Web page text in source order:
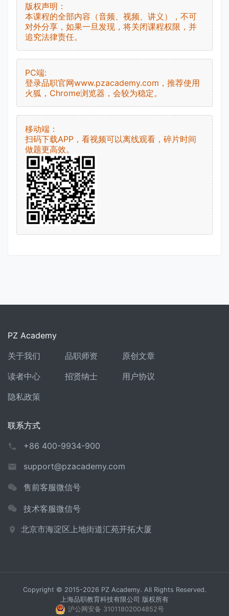
版权声明：
本课程的全部内容（音频、视频、讲义），不可
对外分享，如果一旦发现，将关闭课程权限，并
追究法律责任。
PC端:
登录品职官网www.pzacademy.com，推荐使用
火狐，Chrome浏览器，会较为稳定。
移动端：
扫码下载APP，看视频可以离线观看，碎片时间
做题更高效。
PZ Academy
关于我们
品职师资
原创文章
读者中心
招贤纳士
用户协议
隐私政策
联系方式
+86 400-9934-900
support@pzacademy.com
售前客服微信号
技术客服微信号
北京市海淀区上地街道汇苑开拓大厦
沪公网安备 31011802004852号
Copyright © 2015-2026 PZ Academy. All Rights Reserved.
上海品职教育科技有限公司 版权所有